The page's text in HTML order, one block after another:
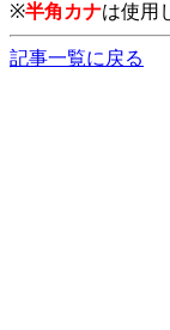
※半角カナは使用
記事一覧に戻る